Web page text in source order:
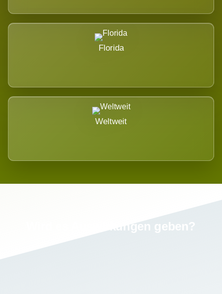
Florida
Weltweit
Wird es Auswirkungen geben?